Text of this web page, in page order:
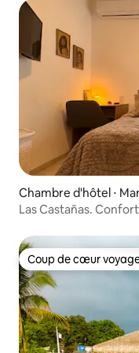
Chambre d'hôtel ⋅
Las Castañas.
Coup de cœur
Coup de cœur